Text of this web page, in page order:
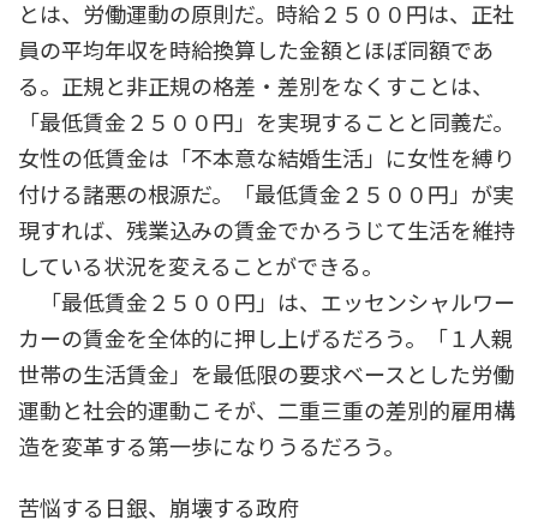
とは、労働運動の原則だ。時給２５００円は、正社
員の平均年収を時給換算した金額とほぼ同額であ
る。正規と非正規の格差・差別をなくすことは、
「最低賃金２５００円」を実現することと同義だ。
女性の低賃金は「不本意な結婚生活」に女性を縛り
付ける諸悪の根源だ。「最低賃金２５００円」が実
現すれば、残業込みの賃金でかろうじて生活を維持
している状況を変えることができる。
「最低賃金２５００円」は、エッセンシャルワー
カーの賃金を全体的に押し上げるだろう。「１人親
世帯の生活賃金」を最低限の要求ベースとした労働
運動と社会的運動こそが、二重三重の差別的雇用構
造を変革する第一歩になりうるだろう。
苦悩する日銀、崩壊する政府